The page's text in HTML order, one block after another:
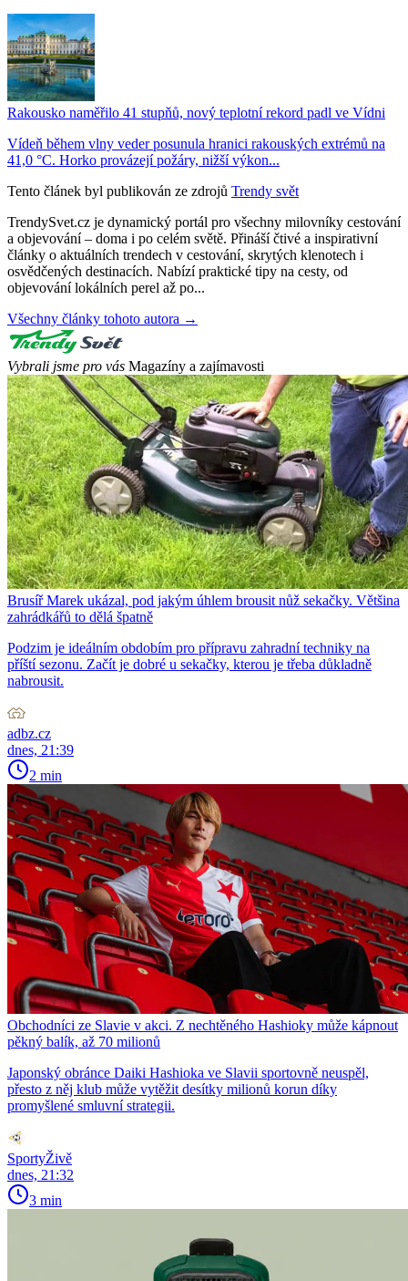
Rakousko naměřilo 41 stupňů, nový teplotní rekord padl ve Vídni
Vídeň během vlny veder posunula hranici rakouských extrémů na
41,0 °C. Horko provázejí požáry, nižší výkon...
Tento článek byl publikován ze zdrojů Trendy svět
TrendySvet.cz je dynamický portál pro všechny milovníky cestování
a objevování – doma i po celém světě. Přináší čtivé a inspirativní
články o aktuálních trendech v cestování, skrytých klenotech i
osvědčených destinacích. Nabízí praktické tipy na cesty, od
objevování lokálních perel až po...
Všechny články tohoto autora →
Vybrali jsme pro vás Magazíny a zajímavosti
Brusíř Marek ukázal, pod jakým úhlem brousit nůž sekačky. Většina
zahrádkářů to dělá špatně
Podzim je ideálním obdobím pro přípravu zahradní techniky na
příští sezonu. Začít je dobré u sekačky, kterou je třeba důkladně
nabrousit.
adbz.cz
dnes, 21:39
2 min
Obchodníci ze Slavie v akci. Z nechtěného Hashioky může kápnout
pěkný balík, až 70 milionů
Japonský obránce Daiki Hashioka ve Slavii sportovně neuspěl,
přesto z něj klub může vytěžit desítky milionů korun díky
promyšlené smluvní strategii.
SportyŽivě
dnes, 21:32
3 min